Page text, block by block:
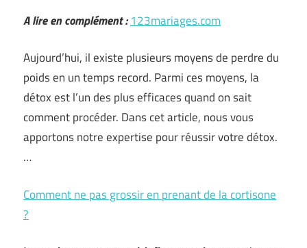
A lire en complément : 123mariages.com
Aujourd’hui, il existe plusieurs moyens de perdre du
poids en un temps record. Parmi ces moyens, la
détox est l’un des plus efficaces quand on sait
comment procéder. Dans cet article, nous vous
apportons notre expertise pour réussir votre détox.
…
Comment ne pas grossir en prenant de la cortisone
?